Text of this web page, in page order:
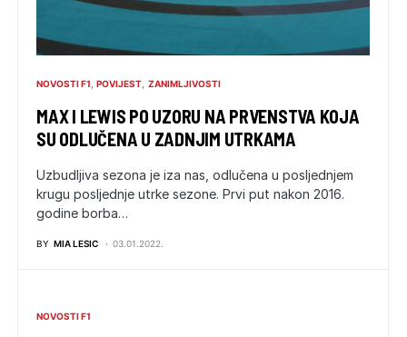
NOVOSTI F1 POVIJEST ZANIMLJIVOSTI
MAX I LEWIS PO UZORU NA PRVENSTVA KOJA
SU ODLUČENA U ZADNJIM UTRKAMA
Uzbudljiva sezona je iza nas, odlučena u posljednjem
krugu posljednje utrke sezone. Prvi put nakon 2016.
godine borba…
BY MIA LESIC 03.01.2022.
NOVOSTI F1